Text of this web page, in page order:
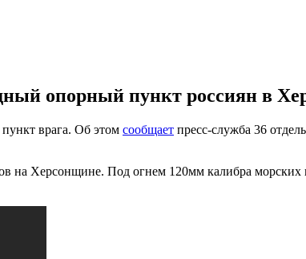
опорный пункт россиян в
врага. Об этом сообщает пресс-служба 36
Херсонщине. Под огнем 120мм калибра морских